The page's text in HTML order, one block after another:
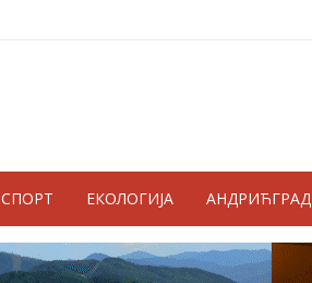
СПОРТ ЕКОЛОГИЈА АНДРИЋГРАД